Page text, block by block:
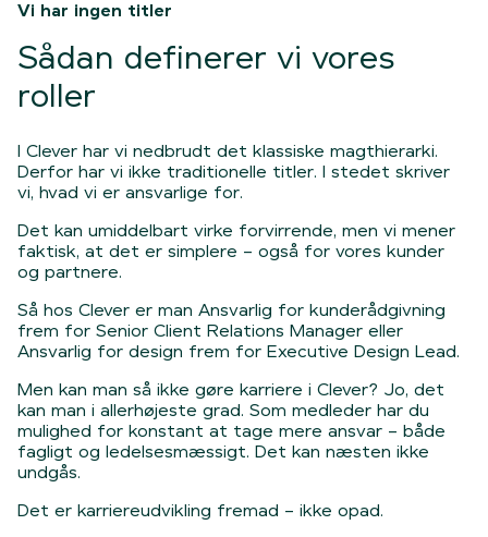
Vi har ingen titler
Sådan definerer vi vores
roller
I Clever har vi nedbrudt det klassiske magthierarki.
Derfor har vi ikke traditionelle titler. I stedet skriver
vi, hvad vi er ansvarlige for.
Det kan umiddelbart virke forvirrende, men vi mener
faktisk, at det er simplere – også for vores kunder
og partnere.
Så hos Clever er man Ansvarlig for kunderådgivning
frem for Senior Client Relations Manager eller
Ansvarlig for design frem for Executive Design Lead.
Men kan man så ikke gøre karriere i Clever? Jo, det
kan man i allerhøjeste grad. Som medleder har du
mulighed for konstant at tage mere ansvar – både
fagligt og ledelsesmæssigt. Det kan næsten ikke
undgås.
Det er karriereudvikling fremad – ikke opad.